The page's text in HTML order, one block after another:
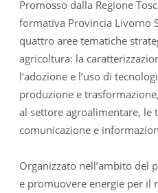
Promosso dalla Regione
formativa Provincia Livorno
quattro aree tematiche
agricoltura: la
l’adozione e l’uso di
produzione e
al settore agroalimentare, le
comunicazione e
Organizzato nell’ambito del
e promuovere energie per il